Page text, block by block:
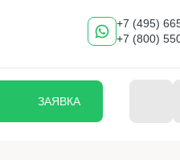
+7 (495)
+7 (800)
ЗАЯВКА